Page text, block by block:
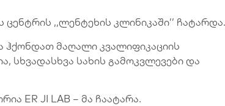
,,ლენტეხის კლინიკაში’’ ჩატარდა.
ჰქონდათ მაღალი კვალიფიკაციის
სხვადასხვა სახის გამოკვლევები და
ER JI LAB – მა ჩაატარა.